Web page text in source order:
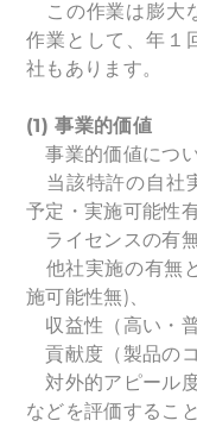
この作業は膨大
作業として、年１
社もあります。
(1)事業的価値
事業的価値につ
当該特許の自社
予定・実施可能性有
ライセンスの有
他社実施の有無
施可能性無)、
収益性（高い・普
貢献度（製品の
対外的アピール
などを評価するこ